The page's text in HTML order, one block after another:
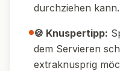
durchziehen kann.
🍪 Knuspertipp:
dem Servieren
extraknusprig